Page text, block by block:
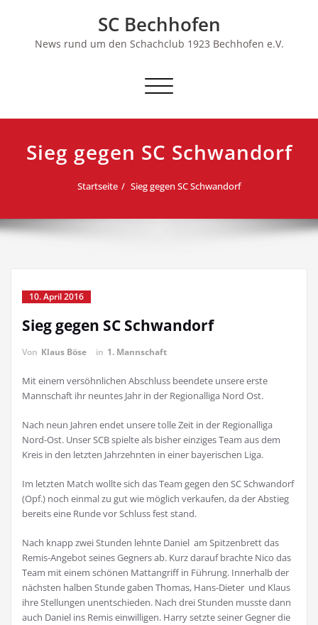
SC Bechhofen
News rund um den Schachclub 1923 Bechhofen e.V.
Schalte
Sieg gegen SC Schwandorf
Startseite Sieg gegen SC Schwandorf
10. April 2016
Sieg gegen SC Schwandorf
Von Klaus Böse in 1. Mannschaft
Mit einem versöhnlichen Abschluss beendete unsere erste
Mannschaft ihr neuntes Jahr in der Regionalliga Nord Ost.
Nach neun Jahren endet unsere tolle Zeit in der Regionalliga
Nord-Ost. Unser SCB spielte als bisher einziges Team aus dem
Kreis in den letzten Jahrzehnten in einer bayerischen Liga.
Im letzten Match wollte sich das Team gegen den SC Schwandorf
(Opf.) noch einmal zu gut wie möglich verkaufen, da der Abstieg
bereits eine Runde vor Schluss fest stand.
Nach knapp zwei Stunden lehnte Daniel am Spitzenbrett das
Remis-Angebot seines Gegners ab. Kurz darauf brachte Nico das
Team mit einem schönen Mattangriff in Führung. Innerhalb der
nächsten halben Stunde gaben Thomas, Hans-Dieter und Klaus
ihre Stellungen unentschieden. Nach drei Stunden musste dann
auch Daniel ins Remis einwilligen. Harry setzte seiner Gegner die